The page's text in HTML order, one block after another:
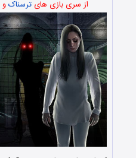
از سری بازی های ترسناکو